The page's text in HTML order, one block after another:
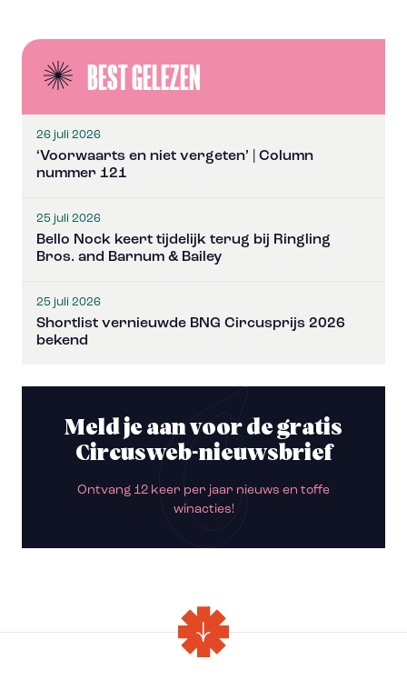
BEST GELEZEN
26 juli 2026
‘Voorwaarts en niet vergeten’ | Column
nummer 121
25 juli 2026
Bello Nock keert tijdelijk terug bij Ringling
Bros. and Barnum & Bailey
25 juli 2026
Shortlist vernieuwde BNG Circusprijs 2026
bekend
Meld je aan voor de gratis
Circusweb-nieuwsbrief
Ontvang 12 keer per jaar nieuws en toffe
winacties!